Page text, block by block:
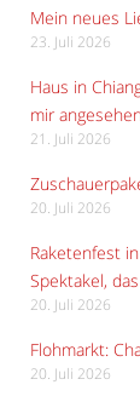
Mein neues
23. Juli 2026
Haus in
mir
21. Juli 2026
20. Juli 2026
Raketenfest
Spektakel,
20. Juli 2026
Flohmarkt:
20. Juli 2026